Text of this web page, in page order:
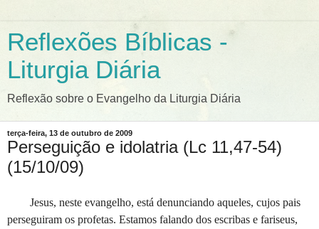
Reflexões Bíblicas -
Liturgia Diária
Reflexão sobre o Evangelho da Liturgia Diária
terça-feira, 13 de outubro de 2009
Perseguição e idolatria (Lc 11,47-54)
(15/10/09)
Jesus, neste evangelho, está denunciando aqueles, cujos pais
perseguiram os profetas. Estamos falando dos escribas e fariseus,